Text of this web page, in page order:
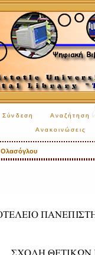
Σύνδεση Αναζήτηση
Ανακοινώσεις
Ολασόγλου